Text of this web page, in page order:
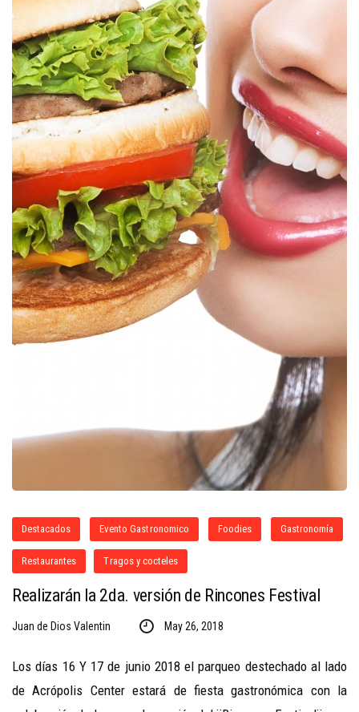
Destacados Evento Gastronomico Foodies Gastronomía
Restaurantes Tragos y cocteles
Realizarán la 2da. versión de Rincones Festival
Juan de Dios Valentin May 26, 2018
Los días 16 Y 17 de junio 2018 el parqueo destechado al lado
de Acrópolis Center estará de fiesta gastronómica con la